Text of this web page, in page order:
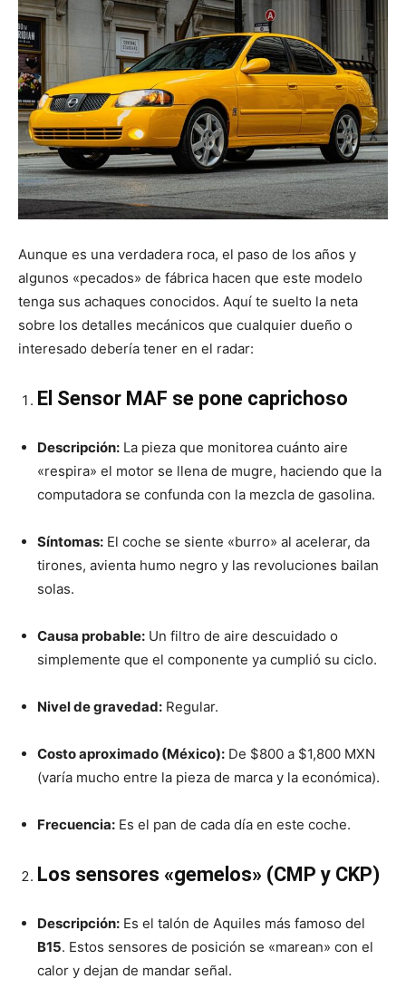
Aunque es una verdadera roca, el paso de los años y
algunos «pecados» de fábrica hacen que este modelo
tenga sus achaques conocidos. Aquí te suelto la neta
sobre los detalles mecánicos que cualquier dueño o
interesado debería tener en el radar:
El Sensor MAF se pone caprichoso
Descripción: La pieza que monitorea cuánto aire
«respira» el motor se llena de mugre, haciendo que la
computadora se confunda con la mezcla de gasolina.
Síntomas: El coche se siente «burro» al acelerar, da
tirones, avienta humo negro y las revoluciones bailan
solas.
Causa probable: Un filtro de aire descuidado o
simplemente que el componente ya cumplió su ciclo.
Nivel de gravedad: Regular.
Costo aproximado (México): De $800 a $1,800 MXN
(varía mucho entre la pieza de marca y la económica).
Frecuencia: Es el pan de cada día en este coche.
Los sensores «gemelos» (CMP y CKP)
Descripción: Es el talón de Aquiles más famoso del
B15. Estos sensores de posición se «marean» con el
calor y dejan de mandar señal.